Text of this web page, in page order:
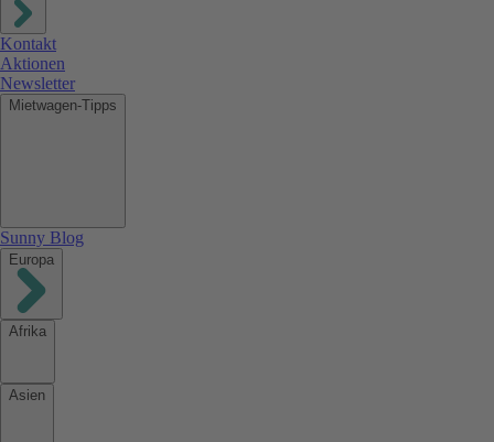
Kontakt
Aktionen
Newsletter
Mietwagen-Tipps
Sunny Blog
Europa
Afrika
Asien